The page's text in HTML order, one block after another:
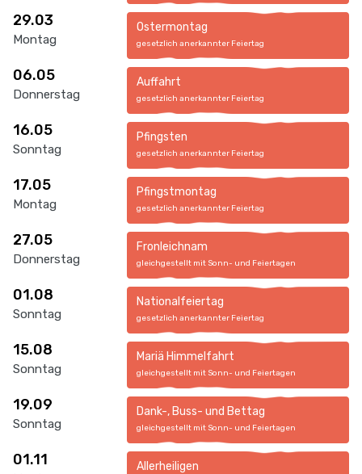
29.03
Montag
Ostermontag
gesetzlich anerkannter Feiertag
06.05
Donnerstag
Auffahrt
gesetzlich anerkannter Feiertag
16.05
Sonntag
Pfingsten
gesetzlich anerkannter Feiertag
17.05
Montag
Pfingstmontag
gesetzlich anerkannter Feiertag
27.05
Donnerstag
Fronleichnam
gleichgestellt mit Sonn- und Feiertagen
01.08
Sonntag
Nationalfeiertag
gesetzlich anerkannter Feiertag
15.08
Sonntag
Mariä Himmelfahrt
gleichgestellt mit Sonn- und Feiertagen
19.09
Sonntag
Dank-, Buss- und Bettag
gleichgestellt mit Sonn- und Feiertagen
01.11 Allerheiligen